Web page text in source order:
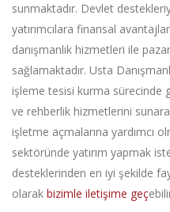
sunmaktadır. Devlet
yatırımcılara finansal
danışmanlık hizmetleri ile
sağlamaktadır. Usta
işleme tesisi kurma sürecinde
ve rehberlik hizmetlerini
işletme açmalarına yardımcı
sektöründe yatırım yapmak
desteklerinden en iyi şekilde
olarak bizimle iletişime geç